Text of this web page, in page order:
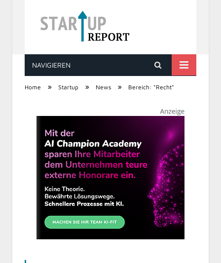
STARTUP REPORT
NAVIGIEREN
Home » Startup » News » Bereich: "Recht"